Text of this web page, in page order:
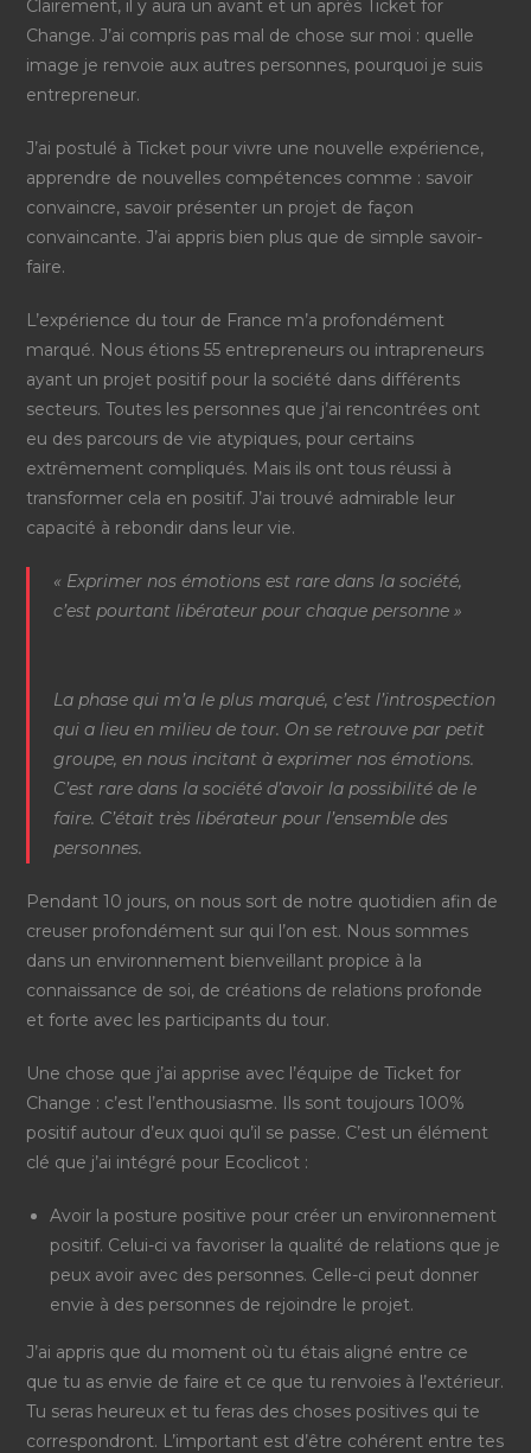
Clairement, il y aura un avant et un après Ticket for
Change. J’ai compris pas mal de chose sur moi : quelle
image je renvoie aux autres personnes, pourquoi je suis
entrepreneur.
J’ai postulé à Ticket pour vivre une nouvelle expérience,
apprendre de nouvelles compétences comme : savoir
convaincre, savoir présenter un projet de façon
convaincante. J’ai appris bien plus que de simple savoir-
faire.
L’expérience du tour de France m’a profondément
marqué. Nous étions 55 entrepreneurs ou intrapreneurs
ayant un projet positif pour la société dans différents
secteurs. Toutes les personnes que j’ai rencontrées ont
eu des parcours de vie atypiques, pour certains
extrêmement compliqués. Mais ils ont tous réussi à
transformer cela en positif. J’ai trouvé admirable leur
capacité à rebondir dans leur vie.
« Exprimer nos émotions est rare dans la société,
c’est pourtant libérateur pour chaque personne »
La phase qui m’a le plus marqué, c’est l’introspection
qui a lieu en milieu de tour. On se retrouve par petit
groupe, en nous incitant à exprimer nos émotions.
C’est rare dans la société d’avoir la possibilité de le
faire. C’était très libérateur pour l’ensemble des
personnes.
Pendant 10 jours, on nous sort de notre quotidien afin de
creuser profondément sur qui l’on est. Nous sommes
dans un environnement bienveillant propice à la
connaissance de soi, de créations de relations profonde
et forte avec les participants du tour.
Une chose que j’ai apprise avec l’équipe de Ticket for
Change : c’est l’enthousiasme. Ils sont toujours 100%
positif autour d’eux quoi qu’il se passe. C’est un élément
clé que j’ai intégré pour Ecoclicot :
Avoir la posture positive pour créer un environnement
positif. Celui-ci va favoriser la qualité de relations que je
peux avoir avec des personnes. Celle-ci peut donner
envie à des personnes de rejoindre le projet.
J’ai appris que du moment où tu étais aligné entre ce
que tu as envie de faire et ce que tu renvoies à l’extérieur.
Tu seras heureux et tu feras des choses positives qui te
correspondront. L’important est d’être cohérent entre tes